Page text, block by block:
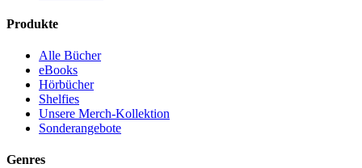
Produkte
Alle Bücher
eBooks
Hörbücher
Shelfies
Unsere Merch-Kollektion
Sonderangebote
Genres